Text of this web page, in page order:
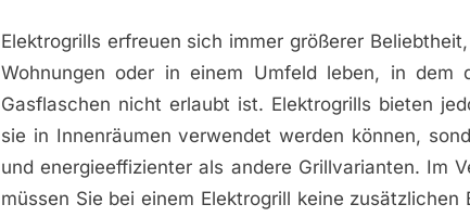
Elektrogrills erfreuen sich immer größerer
Wohnungen oder in einem Umfeld leben, in dem
Gasflaschen nicht erlaubt ist. Elektrogrills bieten
sie in Innenräumen verwendet werden können,
und energieeffizienter als andere Grillvarianten. Im
müssen Sie bei einem Elektrogrill keine